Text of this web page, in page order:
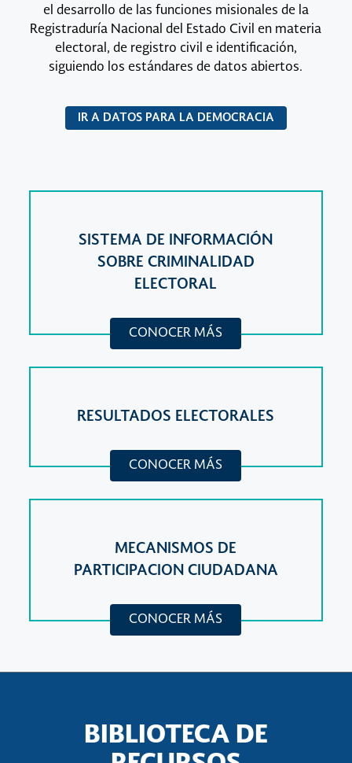
el desarrollo de las funciones misionales de la
Registraduría Nacional del Estado Civil en materia
electoral, de registro civil e identificación,
siguiendo los estándares de datos abiertos.
IR A DATOS PARA LA DEMOCRACIA
SISTEMA DE INFORMACIÓN
SOBRE CRIMINALIDAD
ELECTORAL
CONOCER MÁS
RESULTADOS ELECTORALES
CONOCER MÁS
MECANISMOS DE
PARTICIPACION CIUDADANA
CONOCER MÁS
BIBLIOTECA DE